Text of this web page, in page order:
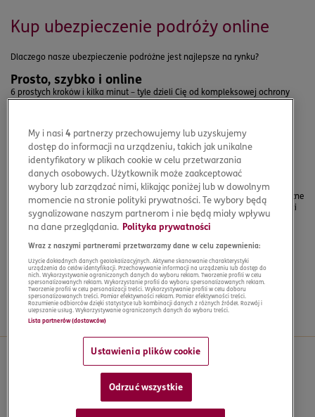
Kup ubezpieczenie podróży online
Dlaczego nasze ubezpieczenie podróżne jest najlepsze na rynku?
Prosto, szybko i online
6 prostych kroków i kilka minut – tyle dzieli Cię od kompleksowej ochrony
podczas wyjazdu za granicą.
Ubezpieczymy Cię na każdy rodzaj wyjazdu, niezależnie od tego, czy
planujesz weekend w SPA, wspinaczkę na Mount Everest czy podróż
służbową.
Całodobowe assistance
Opieka nad Tobą to dla nas priorytet. Oferujemy całodobowe, polskojęzyczne
Centrum Alarmowe dostępne na wszystkich kontynentach. Nasi specjaliści
zorganizują pomoc w każdym miejscu na świecie.
Proste i szybkie zgłaszanie szkód
Wypełnij formularz online i przyspiesz proces rozpatrywania roszczenia.
Tysiące zadowolonych klientów
W ERGO Ubezpieczenia Podróży dbamy o bezpieczeństwo podróżnych od
ponad 110 lat. Co roku ubezpieczamy 2 miliony Polaków.
Rodzaje ubezpieczeń
Rodzinne Multitrip
Rezygnacja z podróży
Pakiet SPORT
My i nasi4 partnerzy przechowujemy lub uzyskujemy
dostęp do informacji na urządzeniu, takich jak unikalne
identyfikatory w plikach cookie w celu przetwarzania
danych osobowych. Użytkownik może zaakceptować
wybory lub zarządzać nimi, klikając poniżej lub w dowolnym
momencie na stronie polityki prywatności. Te wybory będą
sygnalizowane naszym partnerom i nie będą miały wpływu
na dane przeglądania. Polityka prywatności
Wraz z naszymi partnerami przetwarzamy dane w celu zapewnienia:
Użycie dokładnych danych geolokalizacyjnych. Aktywne skanowanie charakterystyki
urządzenia do celów identyfikacji. Przechowywanie informacji na urządzeniu lub dostęp do
nich. Wykorzystywanie ograniczonych danych do wyboru reklam. Tworzenie profili w celu
spersonalizowanych reklam. Wykorzystanie profili do wyboru spersonalizowanych reklam.
Tworzenie profili w celu personalizacji treści. Wykorzystywanie profili w celu doboru
spersonalizowanych treści. Pomiar efektywności reklam. Pomiar efektywności treści.
Rozumienie odbiorców dzięki statystyce lub kombinacji danych z różnych źródeł. Rozwój i
ulepszanie usług. Wykorzystywanie ograniczonych danych do wyboru treści.
Lista partnerów (dostawców)
Ustawienia plików cookie
Odrzuć wszystkie